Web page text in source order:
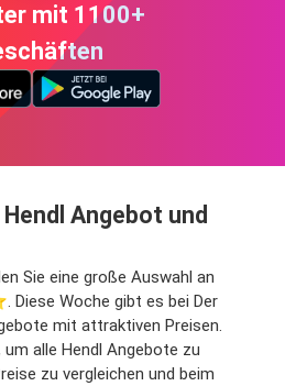
mit 1100+
Angebot und
Sie eine große Auswahl an
Diese Woche gibt es bei Der
mit attraktiven Preisen.
alle Hendl Angebote zu
zu vergleichen und beim